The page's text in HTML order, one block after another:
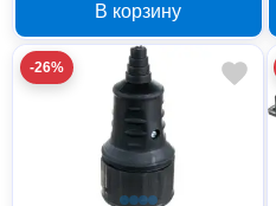
А с подсветкой
В корзину
-26%